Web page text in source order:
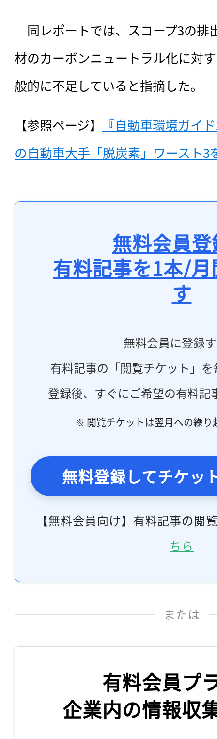
同レポートでは、スコープ3の排
材のカーボンニュートラル化に対
般的に不足していると指摘した。
【参照ページ】
『自動車環境ガイ
の自動車大手「脱炭素」ワースト3
無料会員
有料記事を1本/
す
無料会員に登録
有料記事の「閲覧チケット」
登録後、すぐにご希望の有料記
※ 閲覧チケットは翌月への繰り
無料登録してチケッ
【無料会員向け】有料記事の閲
ちら
または
有料会員プ
企業内の情報収